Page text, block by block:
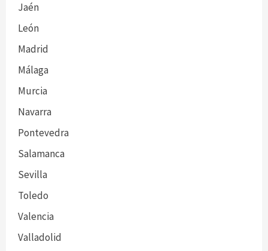
Jaén
León
Madrid
Málaga
Murcia
Navarra
Pontevedra
Salamanca
Sevilla
Toledo
Valencia
Valladolid